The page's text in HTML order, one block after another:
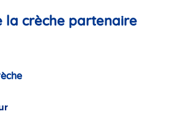
la crèche partenaire